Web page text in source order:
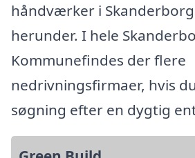
håndværker i
herunder. I hele
Kommunefindes der flere
nedrivningsfirmaer, hvis
søgning efter en dygtig